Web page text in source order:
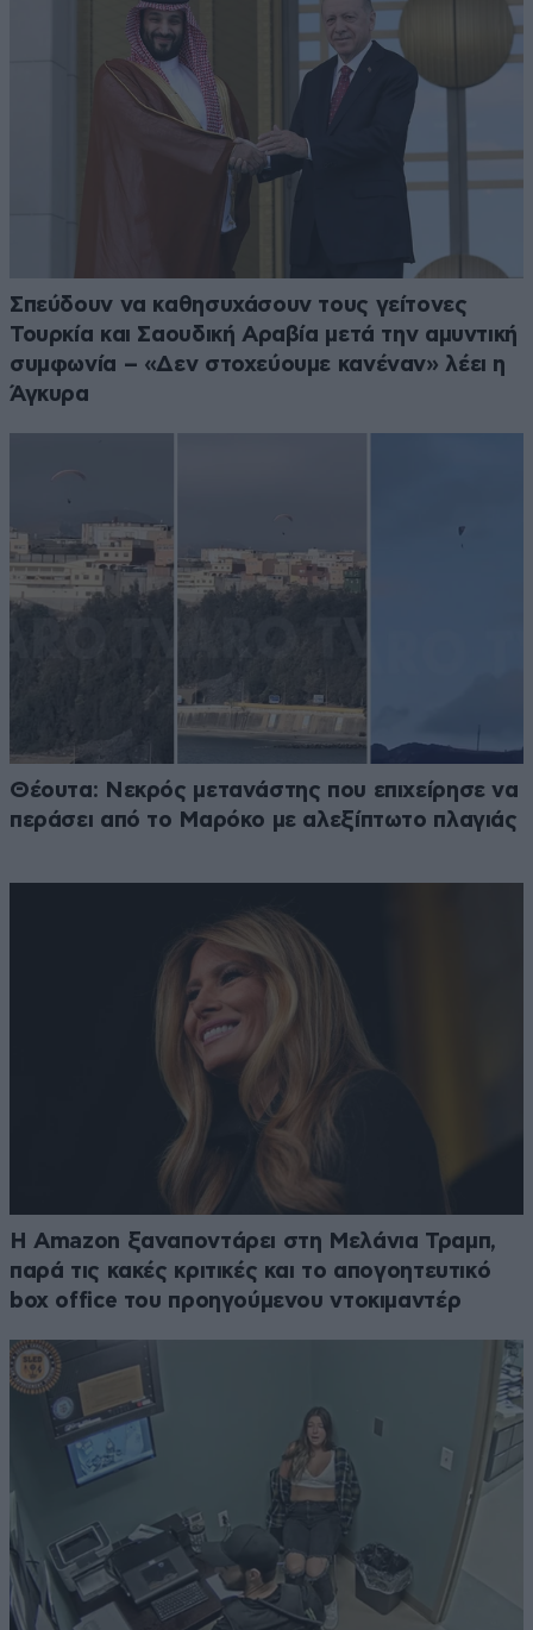
Σπεύδουν να καθησυχάσουν τους γείτονες
Τουρκία και Σαουδική Αραβία μετά την αμυντική
συμφωνία – «Δεν στοχεύουμε κανέναν» λέει η
Άγκυρα
Θέουτα: Νεκρός μετανάστης που επιχείρησε να
περάσει από το Μαρόκο με αλεξίπτωτο πλαγιάς
Η Amazon ξαναποντάρει στη Μελάνια Τραμπ,
παρά τις κακές κριτικές και το απογοητευτικό
box office του προηγούμενου ντοκιμαντέρ